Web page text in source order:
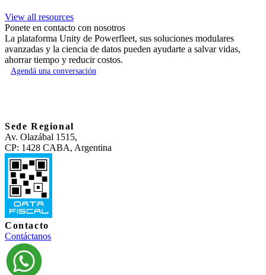
View all resources
Ponete en contacto con nosotros
La plataforma Unity de Powerfleet, sus soluciones modulares
avanzadas y la ciencia de datos pueden ayudarte a salvar vidas,
ahorrar tiempo y reducir costos.
Agendá una conversación
Sede Regional
Av. Olazábal 1515,
CP: 1428 CABA, Argentina
Contacto
Contáctanos